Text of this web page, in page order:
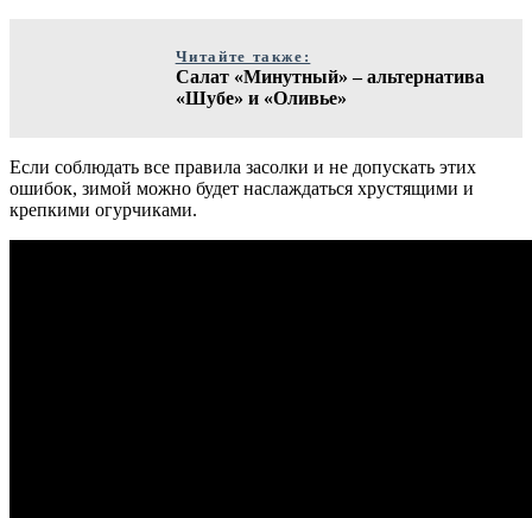
Читайте также:
Салат «Минутный» – альтернатива
«Шубе» и «Оливье»
Если соблюдать все правила засолки и не допускать этих
ошибок, зимой можно будет наслаждаться хрустящими и
крепкими огурчиками.